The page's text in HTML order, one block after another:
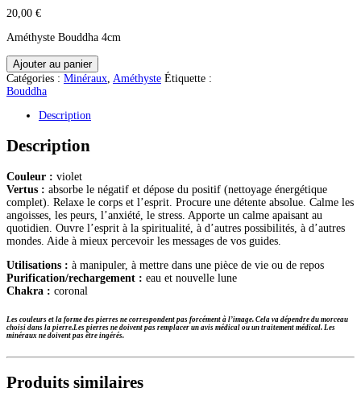
20,00 €
Améthyste Bouddha 4cm
quantité
de
Améthyste
Bouddha
Ajouter au panier
Catégories : Minéraux Améthyste Étiquette :
Bouddha
Description
Description
Couleur : violet
Vertus : absorbe le négatif et dépose du positif (nettoyage énergétique
complet). Relaxe le corps et l’esprit. Procure une détente absolue. Calme les
angoisses, les peurs, l’anxiété, le stress. Apporte un calme apaisant au
quotidien. Ouvre l’esprit à la spiritualité, à d’autres possibilités, à d’autres
mondes. Aide à mieux percevoir les messages de vos guides.
Utilisations : à manipuler, à mettre dans une pièce de vie ou de repos
Purification/rechargement : eau et nouvelle lune
Chakra : coronal
Les couleurs et la forme des pierres ne correspondent pas forcément à l’image. Cela va dépendre du morceau
choisi dans la pierre.Les pierres ne doivent pas remplacer un avis médical ou un traitement médical. Les
minéraux ne doivent pas être ingérés.
Produits similaires